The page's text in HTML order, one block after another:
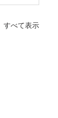
すべて表示